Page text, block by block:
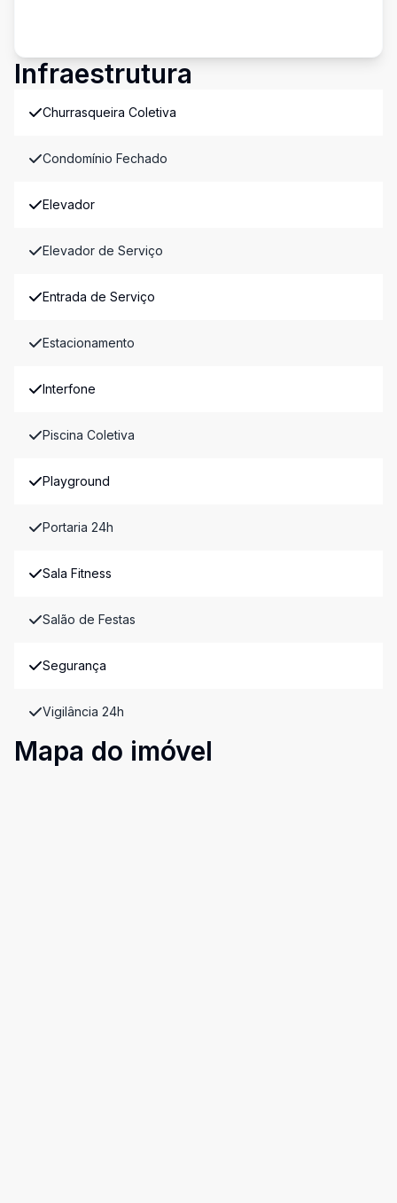
Infraestrutura
Churrasqueira Coletiva
Condomínio Fechado
Elevador
Elevador de Serviço
Entrada de Serviço
Estacionamento
Interfone
Piscina Coletiva
Playground
Portaria 24h
Sala Fitness
Salão de Festas
Segurança
Vigilância 24h
Mapa do imóvel